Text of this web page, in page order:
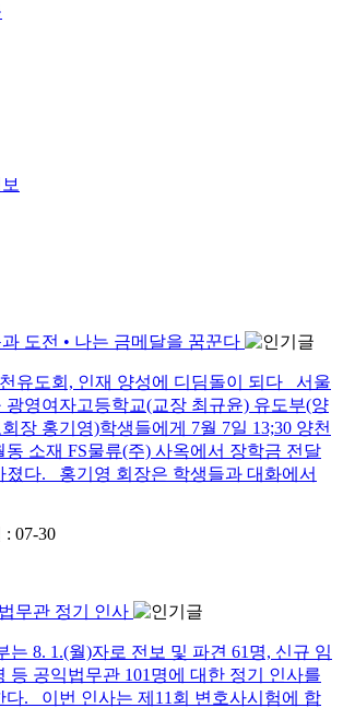
도전 • 나는 금메달을 꿈꾼다
유도회, 인재 양성에 디딤돌이 되다 서울
광영여자고등학교(교장 최규윤) 유도부(양
장 홍기영)학생들에게 7월 7일 13;30 양천
동 소재 FS물류(주) 사옥에서 장학금 전달
졌다. 홍기영 회장은 학생들과 대화에서
: 07-30
무관 정기 인사
는 8. 1.(월)자로 전보 및 파견 61명, 신규 임
등 공익법무관 101명에 대한 정기 인사를
다. 이번 인사는 제11회 변호사시험에 합